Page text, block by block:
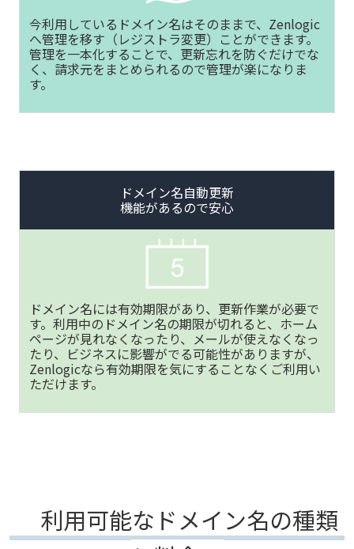
今利用しているドメイン名はそのままで、Zenlogic
へ管理を移す（レジストラ変更）ことができます。
管理を一本化することで、更新忘れを防ぐだけでな
く、請求元をまとめられるので管理が楽になりま
す。
ドメイン名自動更新
機能があるので安心
ドメイン名には有効期限があり、更新作業が必要で
す。利用中のドメイン名の期限が切れると、ホーム
ページが見れなくなったり、メールが使えなくなっ
たり、ビジネスに影響がでる可能性がありますが、
Zenlogicなら有効期限を気にすることなくご利用い
ただけます。
利用可能なドメイン名の種類